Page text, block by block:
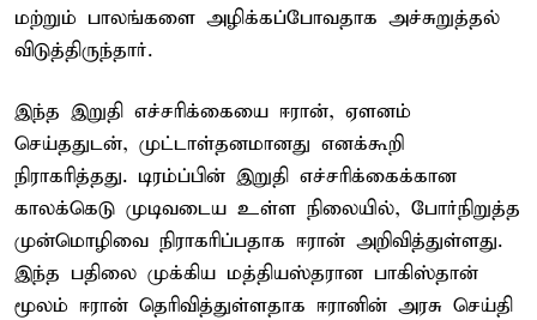
மற்றும் பாலங்களை அழிக்கப்போவதாக அச்சுறுத்தல்
விடுத்திருந்தார்.
இந்த இறுதி எச்சரிக்கையை ஈரான், ஏளனம்
செய்ததுடன், முட்டாள்தனமானது எனக்கூறி
நிராகரித்தது. டிரம்ப்பின் இறுதி எச்சரிக்கைக்கான
காலக்கெடு முடிவடைய உள்ள நிலையில், போர்நிறுத்த
முன்மொழிவை நிராகரிப்பதாக ஈரான் அறிவித்துள்ளது.
இந்த பதிலை முக்கிய மத்தியஸ்தரான பாகிஸ்தான்
மூலம் ஈரான் தெரிவித்துள்ளதாக ஈரானின் அரசு செய்தி